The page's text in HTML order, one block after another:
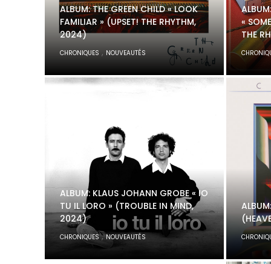
ALBUM: THE GREEN CHILD « LOOK
FAMILIAR » (UPSET! THE RHYTHM,
2024)
CHRONIQUES , NOUVEAUTÉS
«
THE
ALBUM: KLAUS JOHANN GROBE « IO
TU IL LORO » (TROUBLE IN MIND,
2024)
CHRONIQUES,NOUVEAUTÉS